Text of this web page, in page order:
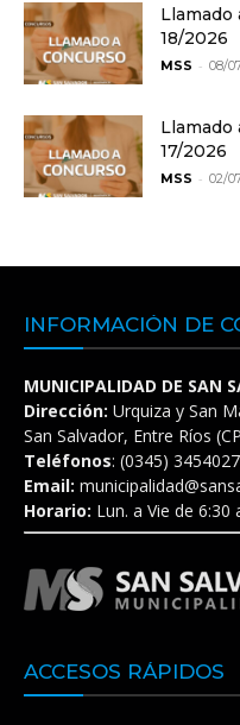
Llamado
18/2026
MSS - 08/
Llamado
17/2026
MSS - 02/
INFORMACIÓN DE
MUNICIPALIDAD DE SAN
Dirección: Urquiza y San
San Salvador, Entre Ríos
Teléfonos: (0345)
Email:
Horario: Lun. a Vie de 6:30
ACCESOS RÁPIDOS